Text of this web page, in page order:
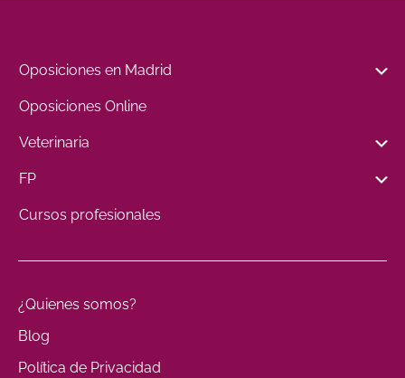
Oposiciones en Madrid
Oposiciones Online
Veterinaria
FP
Cursos profesionales
¿Quienes somos?
Blog
Política de Privacidad